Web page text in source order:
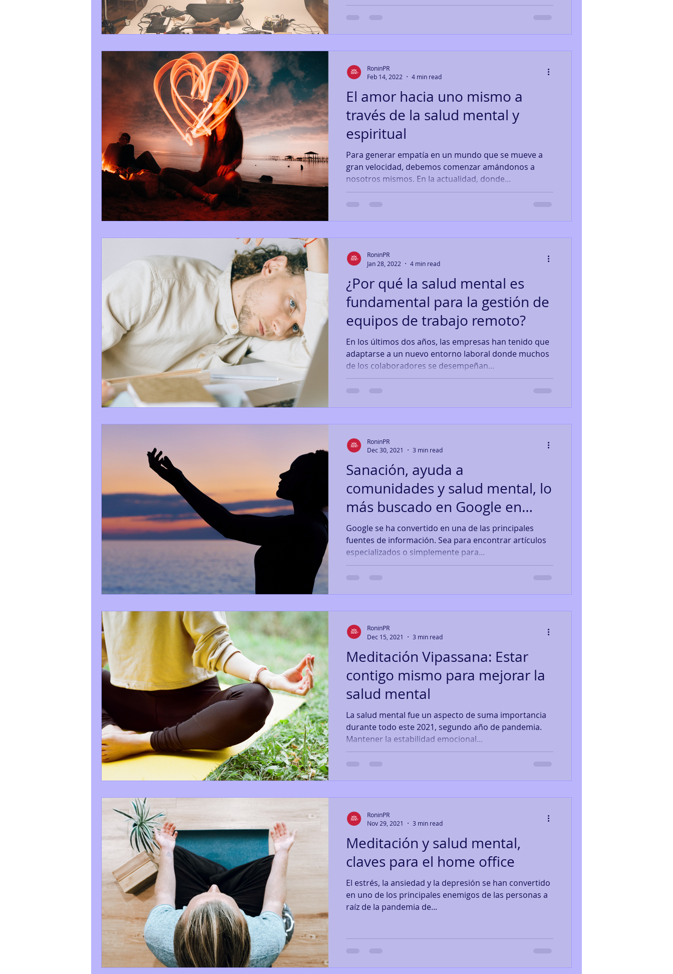
El amor hacia uno mismo a
través de la salud mental y
espiritual
Para generar empatía en un mundo que se mueve a
gran velocidad, debemos comenzar amándonos a
nosotros mismos. En la actualidad, donde...
RoninPR
Feb 14, 2022
4 min read
¿Por qué la salud mental es
fundamental para la gestión de
equipos de trabajo remoto?
En los últimos dos años, las empresas han tenido que
adaptarse a un nuevo entorno laboral donde muchos
de los colaboradores se desempeñan...
RoninPR
Jan 28, 2022
4 min read
Sanación, ayuda a
comunidades y salud mental, lo
más buscado en Google en
2021
Google se ha convertido en una de las principales
fuentes de información. Sea para encontrar artículos
especializados o simplemente para...
RoninPR
Dec 30, 2021
3 min read
Meditación Vipassana: Estar
contigo mismo para mejorar la
salud mental
La salud mental fue un aspecto de suma importancia
durante todo este 2021, segundo año de pandemia.
Mantener la estabilidad emocional...
RoninPR
Dec 15, 2021
3 min read
Meditación y salud mental,
claves para el home office
El estrés, la ansiedad y la depresión se han convertido
en uno de los principales enemigos de las personas a
raíz de la pandemia de...
RoninPR
Nov 29, 2021
3 min read